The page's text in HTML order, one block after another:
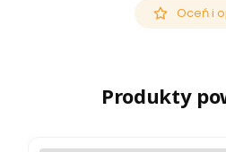
Oceń i
Produkty